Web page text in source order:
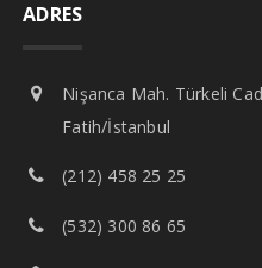
ADRES
Nişanca Mah. Türkeli
Fatih/İstanbul
(212) 458 25 25
(532) 300 86 65